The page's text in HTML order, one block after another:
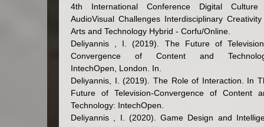
4th International Conference Digital
AudioVisual Challenges Interdisciplinary
Arts and Technology Hybrid - Corfu/Online.
Deliyannis , I. (2019). The Future of
Convergence of Content and
IntechOpen, London. In.
Deliyannis, I. (2019). The Role of Interaction. In
Future of Television-Convergence of Content
Technology: IntechOpen.
Deliyannis , I. (2020). Game Design and